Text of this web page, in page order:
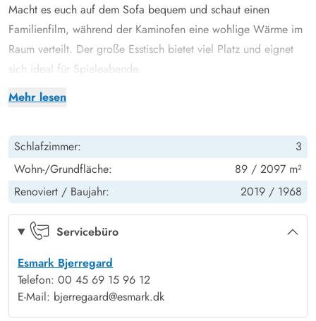
Mehr lesen
Macht es euch auf dem Sofa bequem und schaut einen
Familienfilm, während der Kaminofen eine wohlige Wärme im
Raum verteilt. Der große Esstisch bietet viel Platz und eignet
sich ideal für Spieleabende.
Die Wände und Decken des Wohn- und Essbereiches sind hell
Moderne Küche mit Spülmaschine, 1 Bad mit separater Toilette
Für 6 Personen stehen euch 3 Schlafzimmer, sowie ein
Duschbad mit Fußbodenheizung und eine separate Toilette zur
Verfügung.
Die moderne und helle Küche ist gut ausgestattet und bietet
Geschirrspülmaschine und eine Kühlkombination. Des Weiteren
findet ihr im Ferienhaus eine energiesparende Wärmepumpe,
sowie eine Waschmaschine und einen Trockner.
Schlafzimmer:
3
Wohn-/Grundfläche:
89 / 2097 m²
Renoviert / Baujahr: 2019 / 1968
Servicebüro
Esmark Bjerregard
Telefon: 00 45 69 15 96 12
E-Mail: bjerregaard@esmark.dk